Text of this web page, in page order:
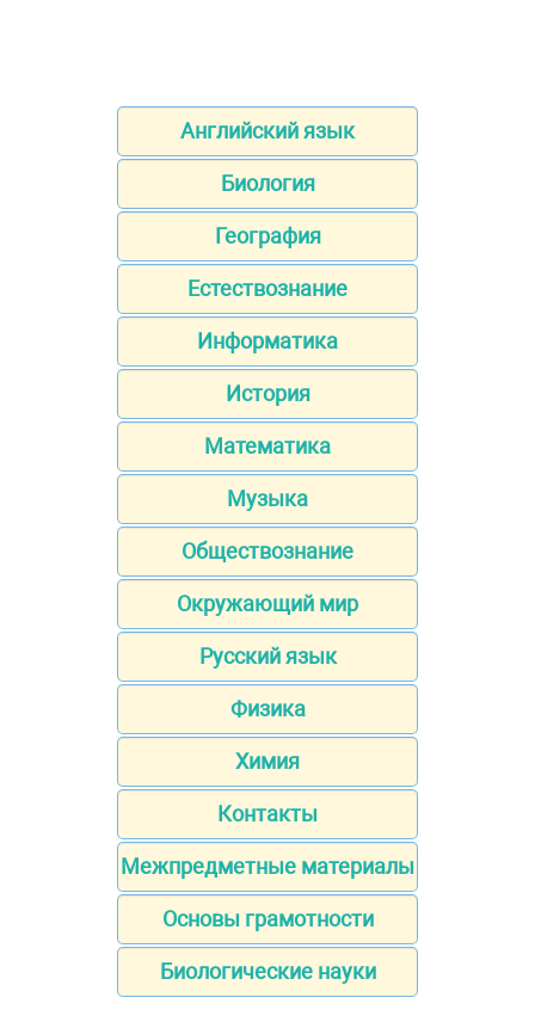
Английский язык
Биология
География
Естествознание
Информатика
История
Математика
Музыка
Обществознание
Окружающий мир
Русский язык
Физика
Химия
Контакты
Межпредметные материалы
Основы грамотности
Биологические науки